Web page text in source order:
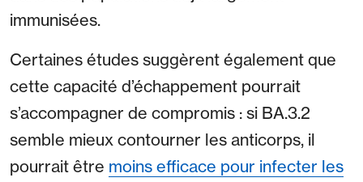
immunisées.
Certaines études suggèrent également que
cette capacité d’échappement pourrait
s’accompagner de compromis : si BA.3.2
semble mieux contourner les anticorps, il
pourrait être moins efficace pour infecter les